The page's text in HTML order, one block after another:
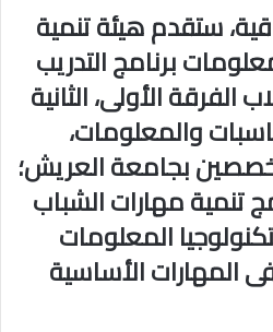
ستقدم هيئة تنمية
برنامج التدريب
الأولى، الثانية
والمعلومات،
بجامعة العريش؛
تنمية مهارات الشباب
المعلومات
المهارات الأساسية